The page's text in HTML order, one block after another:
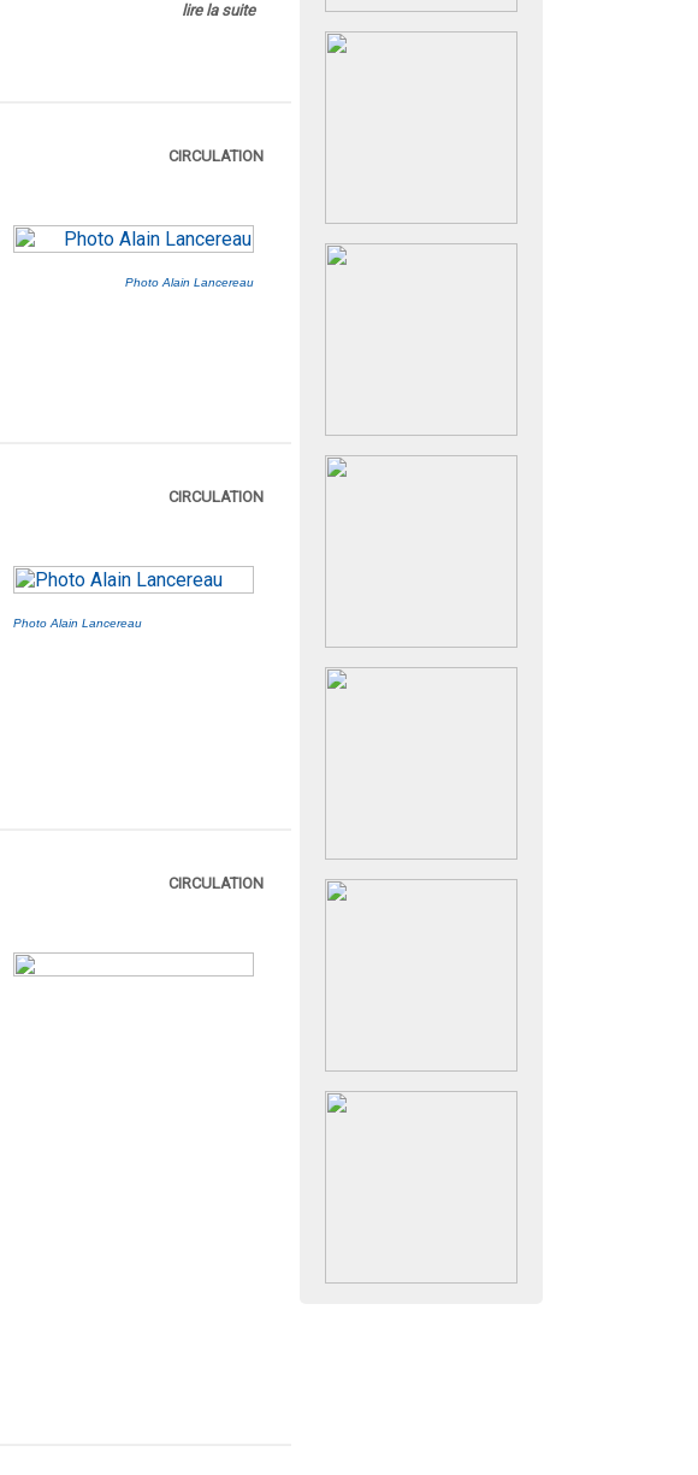
lire la suite
CIRCULATION
Photo Alain Lancereau
CIRCULATION
Photo Alain Lancereau
CIRCULATION